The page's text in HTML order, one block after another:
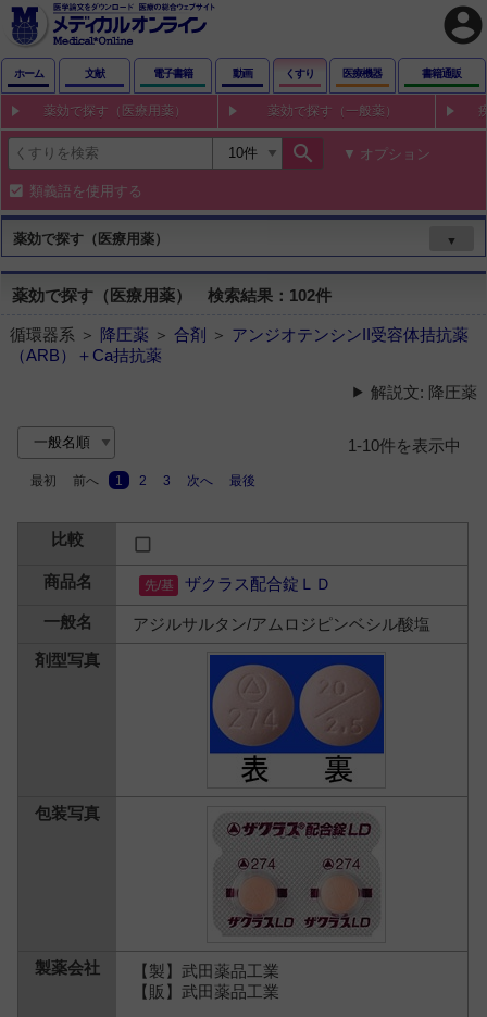
account_circle
ホーム 文献 電子書籍 動画 くすり 医療機器 書籍通販
薬効で探す（医療用薬） 薬効で探す（一般薬）
search オプション
類義語を使用する
薬効で探す（医療用薬） ▼
薬効で探す（医療用薬） 検索結果：102件
循環器系 ＞ 降圧薬 ＞ 合剤 ＞ アンジオテンシンII受容体拮抗薬
（ARB）＋Ca拮抗薬
解説文: 降圧薬
1-10件を表示中
最初 前へ 1 2 3 次へ 最後
ザクラス配合錠ＬＤ
アジルサルタン/アムロジピンベシル酸塩
【製】武田薬品工業
【販】武田薬品工業